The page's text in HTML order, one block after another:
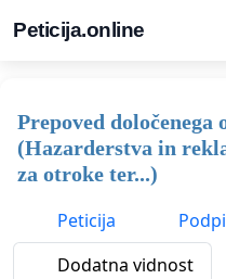
Peticija.online
Prepoved določenega
(Hazarderstva in
za otroke ter...)
Peticija
Dodatna vidnost